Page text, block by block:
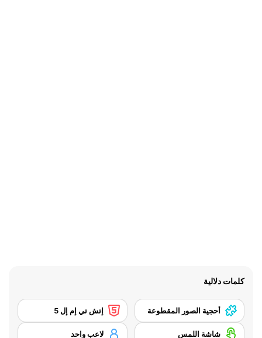
كلمات دلالية
أحجية الصور المقطوعة إتش تي إم إل 5
شاشة اللمس لاعب واحد